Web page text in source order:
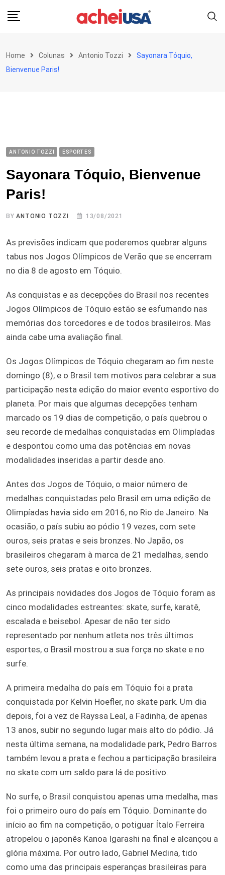
Home Colunas Antonio Tozzi
Sayonara Tóquio,
Bienvenue Paris!
ANTONIO TOZZI ESPORTES
Sayonara Tóquio, Bienvenue
Paris!
BYANTONIO TOZZI 13/08/2021
As previsões indicam que poderemos quebrar alguns
tabus nos Jogos Olímpicos de Verão que se encerram
no dia 8 de agosto em Tóquio.
As conquistas e as decepções do Brasil nos recentes
Jogos Olímpicos de Tóquio estão se esfumando nas
memórias dos torcedores e de todos brasileiros. Mas
ainda cabe uma avaliação final.
Os Jogos Olímpicos de Tóquio chegaram ao fim neste
domingo (8), e o Brasil tem motivos para celebrar a sua
participação nesta edição do maior evento esportivo do
planeta. Por mais que algumas decepções tenham
marcado os 19 dias de competição, o país quebrou o
seu recorde de medalhas conquistadas em Olimpíadas
e despontou como uma das potências em novas
modalidades inseridas a partir desde ano.
Antes dos Jogos de Tóquio, o maior número de
medalhas conquistadas pelo Brasil em uma edição de
Olimpíadas havia sido em 2016, no Rio de Janeiro. Na
ocasião, o país subiu ao pódio 19 vezes, com sete
ouros, seis pratas e seis bronzes. No Japão, os
brasileiros chegaram à marca de 21 medalhas, sendo
sete ouros, seis pratas e oito bronzes.
As principais novidades dos Jogos de Tóquio foram as
cinco modalidades estreantes: skate, surfe, karatê,
escalada e beisebol. Apesar de não ter sido
representado por nenhum atleta nos três últimos
esportes, o Brasil mostrou a sua força no skate e no
surfe.
A primeira medalha do país em Tóquio foi a prata
conquistada por Kelvin Hoefler, no skate park. Um dia
depois, foi a vez de Rayssa Leal, a Fadinha, de apenas
13 anos, subir no segundo lugar mais alto do pódio. Já
nesta última semana, na modalidade park, Pedro Barros
também levou a prata e fechou a participação brasileira
no skate com um saldo para lá de positivo.
No surfe, o Brasil conquistou apenas uma medalha, mas
foi o primeiro ouro do país em Tóquio. Dominante do
início ao fim na competição, o potiguar Ítalo Ferreira
atropelou o japonês Kanoa Igarashi na final e alcançou a
glória máxima. Por outro lado, Gabriel Medina, tido
como uma das principais esperanças brasileiras para